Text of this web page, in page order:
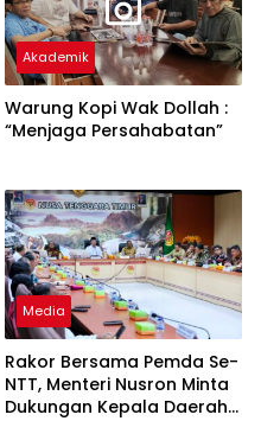
Akademik
Warung Kopi Wak Dollah :
“Menjaga Persahabatan”
Media
Rakor Bersama Pemda Se-
NTT, Menteri Nusron Minta
Dukungan Kepala Daerah